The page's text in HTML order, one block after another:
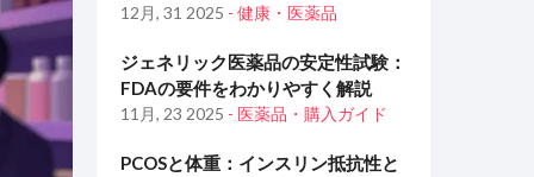
12月, 31 2025 - 健康・医薬品
ジェネリック医薬品の安定性試験：
FDAの要件をわかりやすく解説
11月, 23 2025 - 医薬品・購入ガイド
PCOSと体重：インスリン抵抗性と